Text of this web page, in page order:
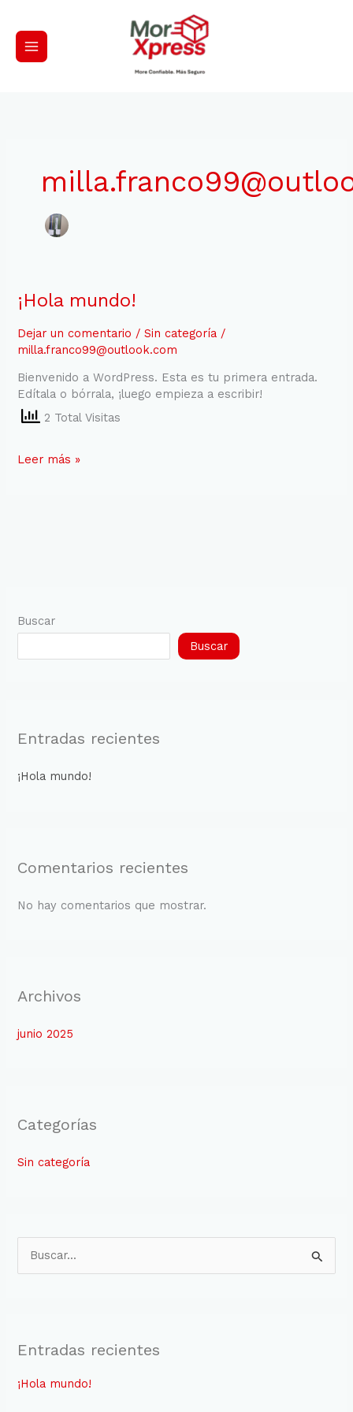
contenido
¡Hola mundo!
Dejar un comentario /Sin categoría /
milla.franco99@outlook.com
Bienvenido a WordPress. Esta es tu primera entrada.
Edítala o bórrala, ¡luego empieza a escribir!
2 Total Visitas
¡Hola
mundo!
Leer más »
Buscar
Buscar
Entradas recientes
¡Hola mundo!
Comentarios recientes
No hay comentarios que mostrar.
Archivos
junio 2025
Categorías
Sin categoría
a
Entradas recientes
¡Hola mundo!